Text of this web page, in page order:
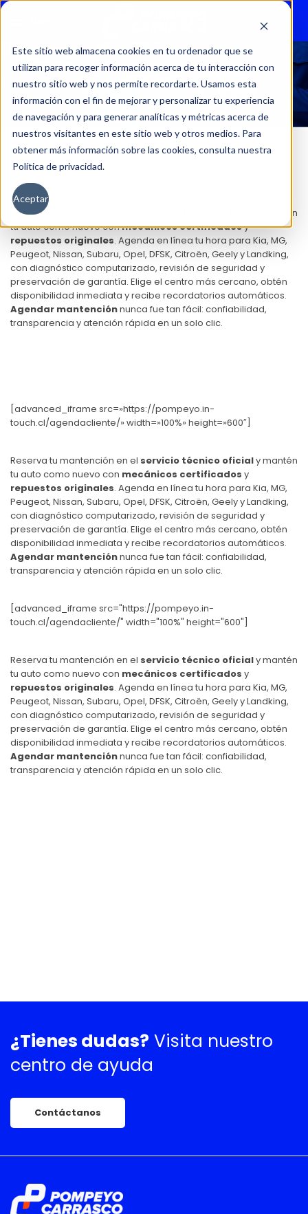
Este sitio web almacena cookies en tu ordenador que se
utilizan para recoger información acerca de tu interacción con
nuestro sitio web y nos permite recordarte. Usamos esta
información con el fin de mejorar y personalizar tu experiencia
de navegación y para generar analíticas y métricas acerca de
nuestros visitantes en este sitio web y otros medios. Para
obtener más información sobre las cookies, consulta nuestra
Política de privacidad.
Aceptar
AGEND
[advanced_iframe src="https://pompeyo.in-
touch.cl/agendacliente/" width="100%" height="600"]
Reserva tu mantención en el
y mantén
tu auto como nuevo conmecánicos certificadosy
repuestos originales. Agenda en línea tu hora para Kia, MG,
Peugeot, Nissan, Subaru, Opel, DFSK, Citroën, Geely y Landking,
con diagnóstico computarizado, revisión de seguridad y
preservación de garantía. Elige el centro más cercano, obtén
disponibilidad inmediata y recibe recordatorios automáticos.
Agendar mantenciónnunca fue tan fácil: confiabilidad,
transparencia y atención rápida en un solo clic.
[advanced_iframe src=»https://pompeyo.in-
touch.cl/agendacliente/» width=»100%» height=»600″]
Reserva tu mantención en el servicio técnico oficialy mantén
tu auto como nuevo con mecánicos certificados y
repuestos originales. Agenda en línea tu hora para Kia, MG,
Peugeot, Nissan, Subaru, Opel, DFSK, Citroën, Geely y Landking,
con diagnóstico computarizado, revisión de seguridad y
preservación de garantía. Elige el centro más cercano, obtén
disponibilidad inmediata y recibe recordatorios automáticos.
Agendar mantenciónnunca fue tan fácil: confiabilidad,
transparencia y atención rápida en un solo clic.
[advanced_iframe src="https://pompeyo.in-
touch.cl/agendacliente/" width="100%" height="600"]
Reserva tu mantención en el servicio técnico oficialy mantén
tu auto como nuevo con mecánicos certificados y
repuestos originales. Agenda en línea tu hora para Kia, MG,
Peugeot, Nissan, Subaru, Opel, DFSK, Citroën, Geely y Landking,
con diagnóstico computarizado, revisión de seguridad y
preservación de garantía. Elige el centro más cercano, obtén
disponibilidad inmediata y recibe recordatorios automáticos.
Agendar mantenciónnunca fue tan fácil: confiabilidad,
transparencia y atención rápida en un solo clic.
¿Tienes dudas? Visita nuestro
centro de ayuda
Contáctanos